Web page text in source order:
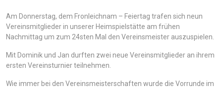
Am Donnerstag, dem Fronleichnam – Feiertag trafen sich neun
Vereinsmitglieder in unserer Heimspielstätte am frühen
Nachmittag um zum 24sten Mal den Vereinsmeister auszuspielen.
Mit Dominik und Jan durften zwei neue Vereinsmitglieder an ihrem
ersten Vereinsturnier teilnehmen.
Wie immer bei den Vereinsmeisterschaften wurde die Vorrunde im